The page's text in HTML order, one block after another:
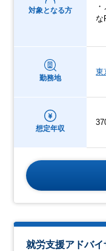
対象となる方
な
勤務地
東
想定年収
就労支援アドバ